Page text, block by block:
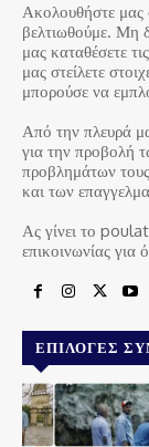
Ακολουθήστε μας
βελτιωθούμε. Μη
μας καταθέσετε
μας στείλετε
μπορούσε να
Από την πλευρά
για την προβολή
προβλημάτων
και των
Ας γίνει το
επικοινωνίας για
ΕΠΙΛΟΓΈΣ